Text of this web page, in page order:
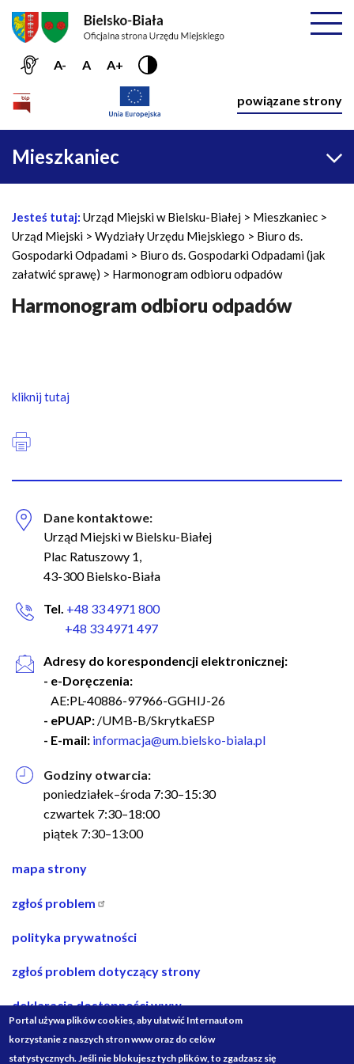
Przejdź do menu głównego
Przejdź do treści
Mapa serwisu
A- A A+
powiązane strony
Główna
nawigacja
Mieszkaniec
Ś
c
i
e
ż
k
w
g
a
c
Jesteś tutaj: Urząd Miejski w Bielsku-Białej
Mieszkaniec
Urząd Miejski
Wydziały Urzędu Miejskiego
Biuro ds.
Gospodarki Odpadami
Biuro ds. Gospodarki Odpadami (jak
załatwić sprawę)
Harmonogram odbioru odpadów
Harmonogram odbioru odpadów
kliknij tutaj
Dane kontaktowe:
Urząd Miejski w Bielsku-Białej
Plac Ratuszowy 1,
43-300 Bielsko-Biała
Tel. +48 33 4971 800
+48 33 4971 497
Adresy do korespondencji elektronicznej:
- e-Doręczenia:
AE:PL-40886-97966-GGHIJ-26
- ePUAP: /UMB-B/SkrytkaESP
- E-mail: informacja@um.bielsko-biala.pl
Godziny otwarcia:
poniedziałek–środa 7:30–15:30
czwartek 7:30–18:00
piątek 7:30–13:00
nawigacja
stopce
mapa strony
zgłoś problem
polityka prywatności
zgłoś problem dotyczący strony
deklaracja dostępności www
deklaracja dostępności bip
Portal używa plików cookies, aby ułatwić Internautom
korzystanie z naszych stron www oraz do celów
statystycznych. Jeśli nie blokujesz tych plików, to zgadzasz się